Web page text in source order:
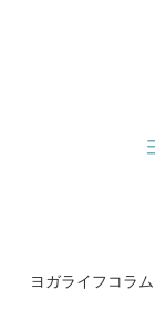
ヨガライフコラム